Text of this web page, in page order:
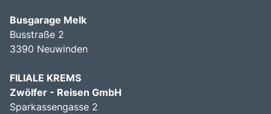
Busgarage Melk
Busstraße 2
3390 Neuwinden
FILIALE KREMS
Zwölfer - Reisen GmbH
Sparkassengasse 2